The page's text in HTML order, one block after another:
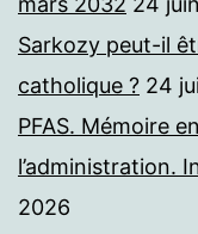
Sarkozy peut-il
catholique ? 24
PFAS. Mémoire
l’administration.
2026